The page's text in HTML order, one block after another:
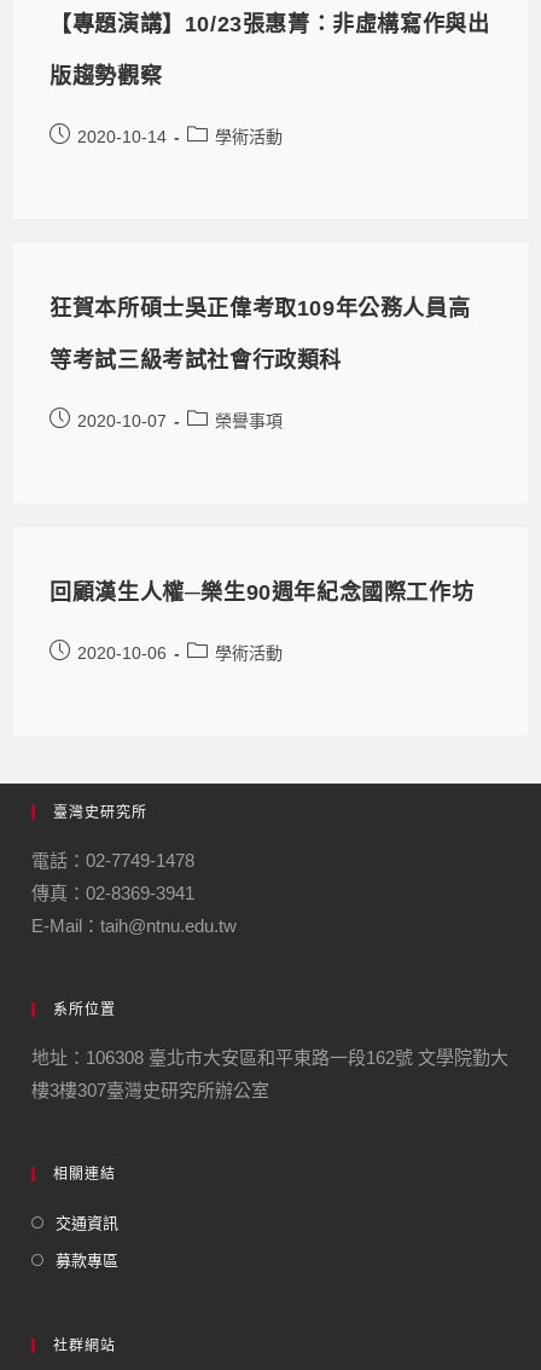
【專題演講】10/23張惠菁：非虛構寫作與出
版趨勢觀察
2020-10-14 學術活動
狂賀本所碩士吳正偉考取109年公務人員高
等考試三級考試社會行政類科
2020-10-07 榮譽事項
回顧漢生人權─樂生90週年紀念國際工作坊
2020-10-06 學術活動
臺灣史研究所
電話：02-7749-1478
傳真：02-8369-3941
E-Mail：taih@ntnu.edu.tw
系所位置
地址：106308 臺北市大安區和平東路一段162號 文學院勤大
樓3樓307臺灣史研究所辦公室
相關連結
交通資訊
募款專區
社群網站